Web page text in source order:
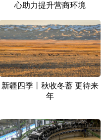
心助力提升营商环境
新疆四季丨秋收冬蓄 更待来
年